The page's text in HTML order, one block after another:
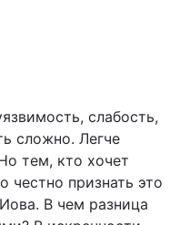
слабость,
сложно. Легче
тем, кто хочет
честно признать это
В чем разница